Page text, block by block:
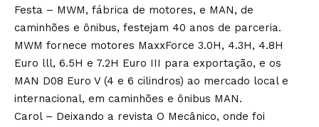
Festa – MWM, fábrica de motores, e MAN, de
caminhões e ônibus, festejam 40 anos de parceria.
MWM fornece motores MaxxForce 3.0H, 4.3H, 4.8H
Euro lll, 6.5H e 7.2H Euro III para exportação, e os
MAN D08 Euro V (4 e 6 cilindros) ao mercado local e
internacional, em caminhões e ônibus MAN.
Carol – Deixando a revista O Mecânico, onde foi